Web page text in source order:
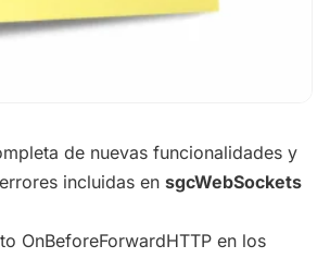
de nuevas funcionalidades y
incluidas en sgcWebSockets
OnBeforeForwardHTTP en los